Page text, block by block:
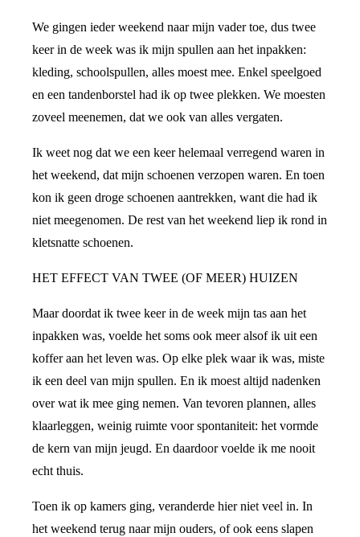
We gingen ieder weekend naar mijn vader toe, dus twee
keer in de week was ik mijn spullen aan het inpakken:
kleding, schoolspullen, alles moest mee. Enkel speelgoed
en een tandenborstel had ik op twee plekken. We moesten
zoveel meenemen, dat we ook van alles vergaten.
Ik weet nog dat we een keer helemaal verregend waren in
het weekend, dat mijn schoenen verzopen waren. En toen
kon ik geen droge schoenen aantrekken, want die had ik
niet meegenomen. De rest van het weekend liep ik rond in
kletsnatte schoenen.
HET EFFECT VAN TWEE (OF MEER) HUIZEN
Maar doordat ik twee keer in de week mijn tas aan het
inpakken was, voelde het soms ook meer alsof ik uit een
koffer aan het leven was. Op elke plek waar ik was, miste
ik een deel van mijn spullen. En ik moest altijd nadenken
over wat ik mee ging nemen. Van tevoren plannen, alles
klaarleggen, weinig ruimte voor spontaniteit: het vormde
de kern van mijn jeugd. En daardoor voelde ik me nooit
echt thuis.
Toen ik op kamers ging, veranderde hier niet veel in. In
het weekend terug naar mijn ouders, of ook eens slapen